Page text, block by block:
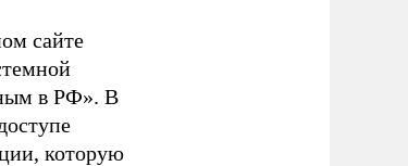
сайте
в РФ». В
которую